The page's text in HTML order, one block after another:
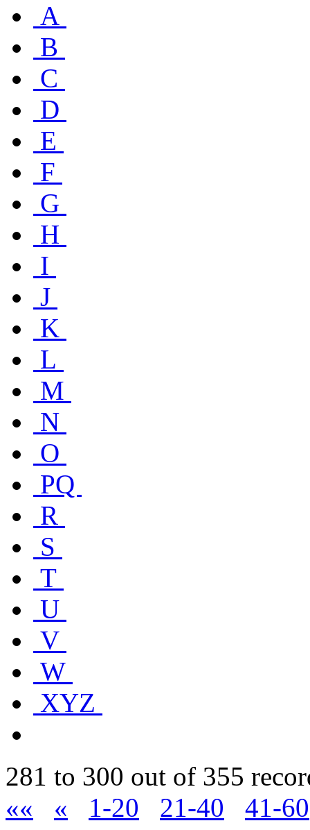
A
B
C
D
E
F
G
H
I
J
K
L
M
N
O
PQ
R
S
T
U
V
W
XYZ
281 to 300 out of 355
««
« 1-20 21-40
41-60